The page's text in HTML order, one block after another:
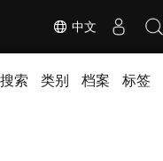
中文
搜索 类别 档案 标签